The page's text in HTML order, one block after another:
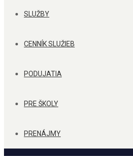
SLUŽBY
CENNÍK SLUŽIEB
PODUJATIA
PRE ŠKOLY
PRENÁJMY